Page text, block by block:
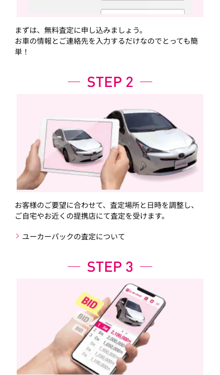
まずは、無料査定に申し込みましょう。
お車の情報とご連絡先を入力するだけなのでとっても簡
単！
お客様のご要望に合わせて、査定場所と日時を調整し、
ご自宅やお近くの提携店にて査定を受けます。
ユーカーパックの査定について